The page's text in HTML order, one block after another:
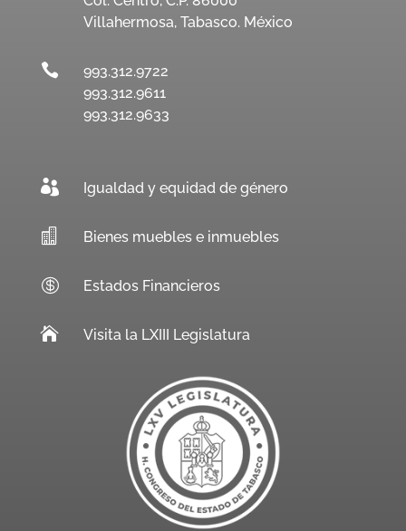
Villahermosa, Tabasco. México

993.312.9722
993.312.9611
993.312.9633
 Igualdad y equidad de género
 Bienes muebles e inmuebles
 Estados Financieros
 Visita la LXIII Legislatura